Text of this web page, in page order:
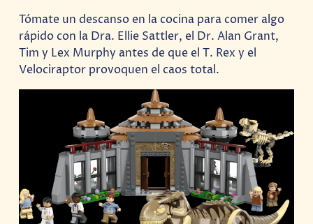
Tómate un descanso en la cocina para comer algo
rápido con la Dra. Ellie Sattler, el Dr. Alan Grant,
Tim y Lex Murphy antes de que el T. Rex y el
Velociraptor provoquen el caos total.